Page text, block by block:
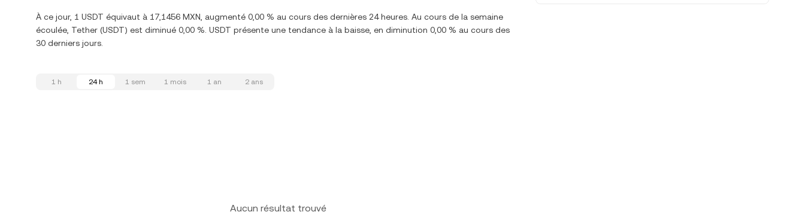
À ce jour, 1 USDT équivaut à 17,1456 MXN, augmenté 0,00 % au cours des dernières 24 heures. Au cours de la semaine
écoulée, Tether (USDT) est diminué 0,00 %. USDT présente une tendance à la baisse, en diminution 0,00 % au cours des
30 derniers jours.
1 h 24 h 1 sem 1 mois 1 an 2 ans
Aucun résultat trouvé